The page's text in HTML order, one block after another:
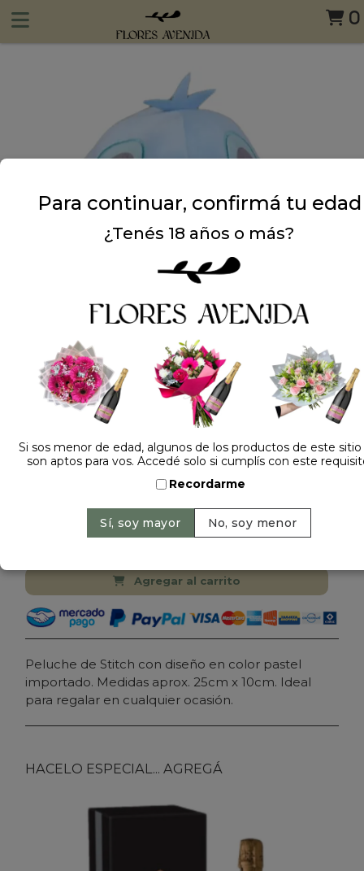
0
Dejá tu opinión
PELUCHE STITCH PASTEL ST019
Precio: $ 32.900-Cantidad:
Agregar al carrito
Peluche de Stitch con diseño en color pastel
importado. Medidas aprox. 25cm x 10cm. Ideal
para regalar en cualquier ocasión.
HACELO ESPECIAL... AGREGÁ
Para continuar, confirmá tu edad
¿Tenés 18 años o más?
Si sos menor de edad, algunos de los productos de este
son aptos para vos. Accedé solo si cumplís con este
Recordarme